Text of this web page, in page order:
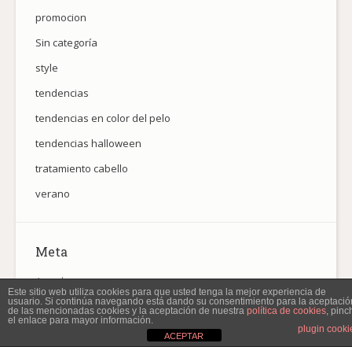
promocion
Sin categoría
style
tendencias
tendencias en color del pelo
tendencias halloween
tratamiento cabello
verano
Meta
Acceder
Feed de entradas
Este sitio web utiliza cookies para que usted tenga la mejor experiencia de
usuario. Si continúa navegando está dando su consentimiento para la
de las mencionadas cookies y la aceptación de nuestra política de cookies,
el enlace para mayor información.
plugin
ACEPTAR